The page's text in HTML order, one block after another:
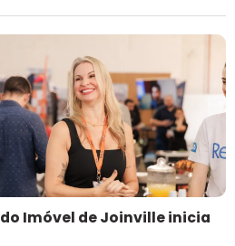
do Imóvel de Joinville inicia